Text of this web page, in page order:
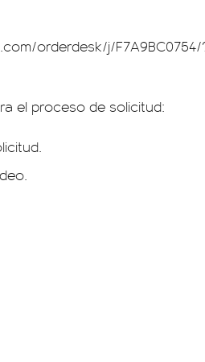
orderdesk/j/F7A9BC0754/
el proceso de solicitud: